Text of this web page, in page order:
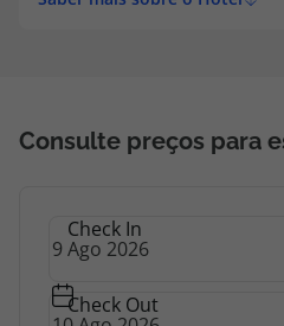
Consulte preços para
Check In
Check Out